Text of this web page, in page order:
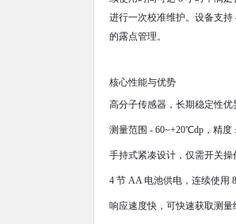
进行一次校准维护。设备支
的露点管理。
核心性能与优势
高分子传感器，长期稳定性
测量范围 - 60~+20℃dp，精
手持式紧凑设计，仅需开关
4 节 AA 电池供电，连续使用
响应速度快，可快速获取测